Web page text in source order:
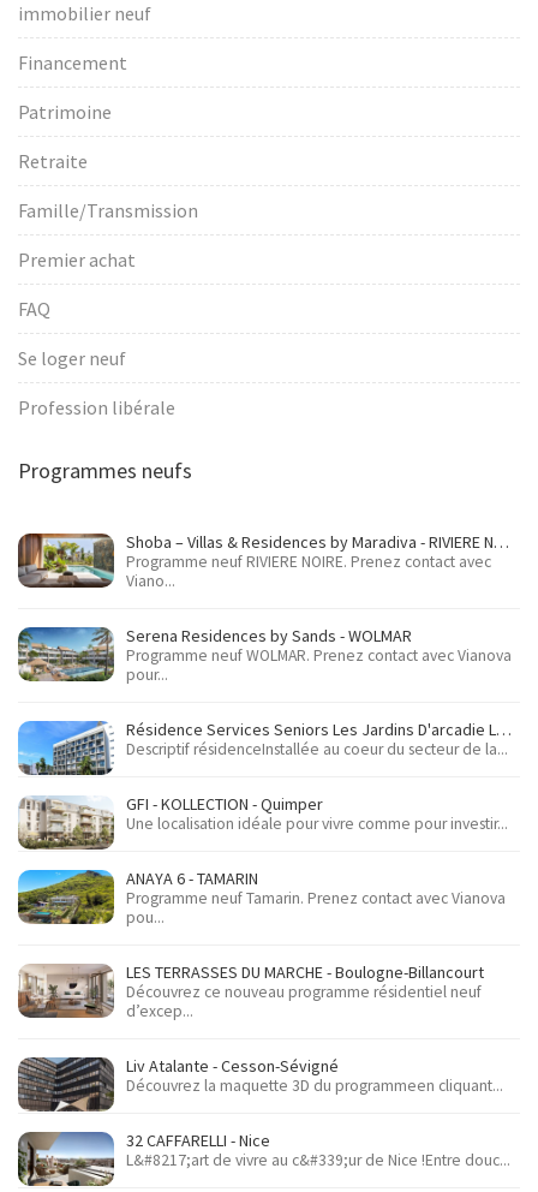
immobilier neuf
Financement
Patrimoine
Retraite
Famille/Transmission
Premier achat
FAQ
Se loger neuf
Profession libérale
Programmes neufs
Shoba – Villas & Residences by Maradiva - RIVIERE NOIRE
Programme neuf RIVIERE NOIRE. Prenez contact avec
Viano...
Serena Residences by Sands - WOLMAR
Programme neuf WOLMAR. Prenez contact avec Vianova
pour...
Résidence Services Seniors Les Jardins D'arcadie Le Havre - Le Havre
Descriptif résidenceInstallée au coeur du secteur de la...
GFI - KOLLECTION - Quimper
Une localisation idéale pour vivre comme pour investir...
ANAYA 6 - TAMARIN
Programme neuf Tamarin. Prenez contact avec Vianova
pou...
LES TERRASSES DU MARCHE - Boulogne-Billancourt
Découvrez ce nouveau programme résidentiel neuf
d’excep...
Liv Atalante - Cesson-Sévigné
Découvrez la maquette 3D du programmeen cliquant...
32 CAFFARELLI - Nice
L&#8217;art de vivre au c&#339;ur de Nice !Entre douc...